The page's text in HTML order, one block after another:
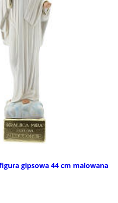
gipsowa 44 cm malowana